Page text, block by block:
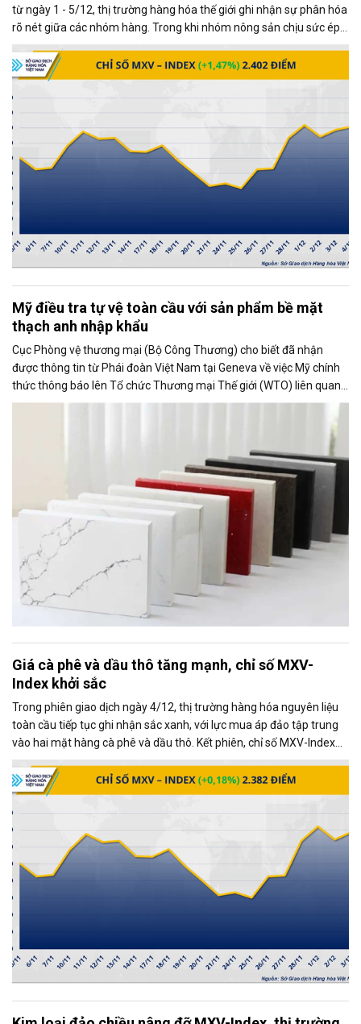
từ ngày 1 - 5/12, thị trường hàng hóa thế giới ghi nhận sự phân hóa
rõ nét giữa các nhóm hàng. Trong khi nhóm nông sản chịu sức ép
từ những diễn biến mới trong quan hệ thương mại Mỹ - Trung, thị
trường kim loại lại giao dịch khởi sắc, trở thành động lực chính kéo
chỉ số MXV-Index tăng mạnh.
Mỹ điều tra tự vệ toàn cầu với sản phẩm bề mặt
thạch anh nhập khẩu
Cục Phòng vệ thương mại (Bộ Công Thương) cho biết đã nhận
được thông tin từ Phái đoàn Việt Nam tại Geneva về việc Mỹ chính
thức thông báo lên Tổ chức Thương mại Thế giới (WTO) liên quan
đến việc Ủy ban Thương mại Quốc tế Mỹ (USITC) khởi xướng điều
Giá cà phê và dầu thô tăng mạnh, chỉ số MXV-
Index khởi sắc
Trong phiên giao dịch ngày 4/12, thị trường hàng hóa nguyên liệu
toàn cầu tiếp tục ghi nhận sắc xanh, với lực mua áp đảo tập trung
vào hai mặt hàng cà phê và dầu thô. Kết phiên, chỉ số MXV-Index
tăng gần 0,2%, đạt 2.382 điểm, phản ánh xu hướng tích cực chung
của thị trường.